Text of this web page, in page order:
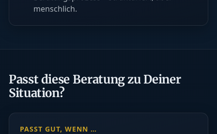
menschlich.
Passt diese Beratung zu Deiner
Situation?
PASST GUT, WENN …